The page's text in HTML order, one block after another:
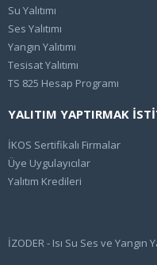
Su Yalıtımı
Ses Yalıtımı
Yangın Yalıtımı
Tesisat Yalıtımı
TS 825 Hesap Programı
YALITIM YAPTIRMAK
İKOS Sertifikalı Firmalar
Üye Uygulayıcılar
Yalıtım Kredileri
İZODER - Isı Su Ses ve Yangın